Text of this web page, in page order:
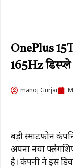
OnePlus
165Hz
manoj Gurjar
बड़ी स्मार्टफोन
अपना नया
है। कंपनी ने इस